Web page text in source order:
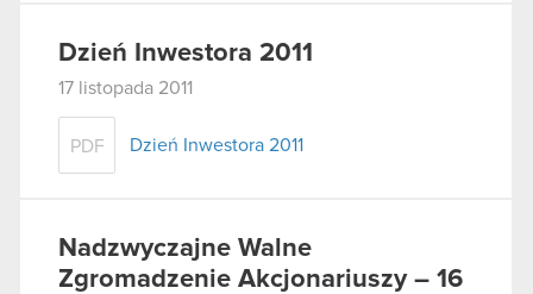
Dzień Inwestora 2011
17 listopada 2011
PDF Dzień Inwestora 2011
Nadzwyczajne Walne
Zgromadzenie Akcjonariuszy – 16